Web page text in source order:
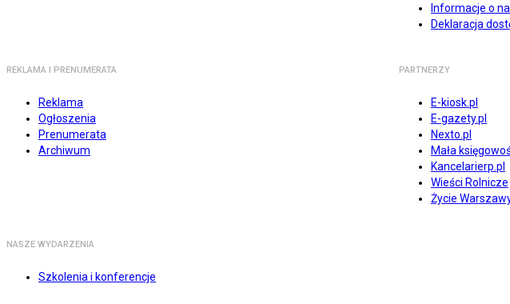
Informacje o
Deklaracja
REKLAMA I PRENUMERATA
Reklama
Ogłoszenia
Prenumerata
Archiwum
PARTNERZY
E-kiosk.pl
E-gazety.pl
Nexto.pl
Mała
Kancelarierp.pl
Wieści Rolnicze
Życie
NASZE WYDARZENIA
Szkolenia i konferencje